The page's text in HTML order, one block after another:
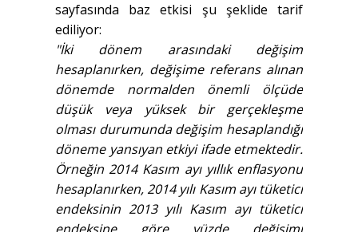
sayfasında baz etkisi şu şeklide tarif
ediliyor:
"İki dönem arasındaki değişim
hesaplanırken, değişime referans alınan
dönemde normalden önemli ölçüde
düşük veya yüksek bir gerçekleşme
olması durumunda değişim hesaplandığı
döneme yansıyan etkiyi ifade etmektedir.
Örneğin 2014 Kasım ayı yıllık enflasyonu
hesaplanırken, 2014 yılı Kasım ayı tüketici
endeksinin 2013 yılı Kasım ayı tüketici